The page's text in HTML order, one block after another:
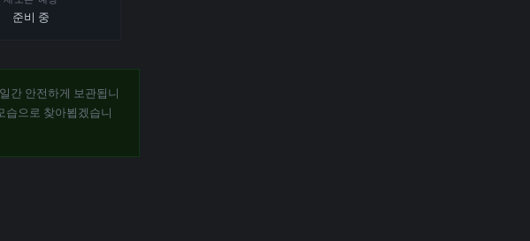
준비 중
간 안전하게 보관됩니
습으로 찾아뵙겠습니